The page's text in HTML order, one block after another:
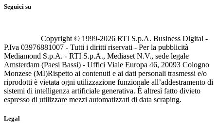
Seguici su
Copyright © 1999-2026 RTI S.p.A. Business Digital -
P.Iva 03976881007 - Tutti i diritti riservati - Per la pubblicità
Mediamond S.p.A. - RTI S.p.A., Mediaset N.V., sede legale
Amsterdam (Paesi Bassi) - Uffici Viale Europa 46, 20093 Cologno
Monzese (MI)Rispetto ai contenuti e ai dati personali trasmessi e/o
riprodotti è vietata ogni utilizzazione funzionale all’addestramento di
sistemi di intelligenza artificiale generativa. È altresì fatto divieto
espresso di utilizzare mezzi automatizzati di data scraping.
Legal